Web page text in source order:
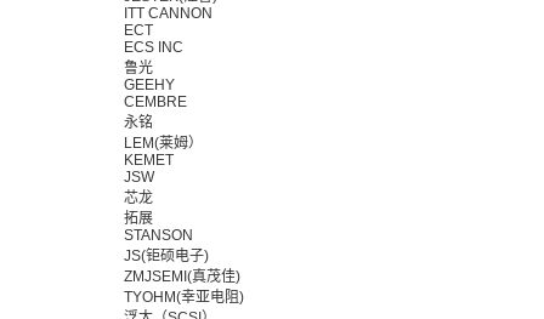
ITT CANNON
ECT
ECS INC
鲁光
GEEHY
CEMBRE
永铭
LEM(莱姆）
KEMET
JSW
芯龙
拓展
STANSON
JS(钜硕电子)
ZMJSEMI(真茂佳)
TYOHM(幸亚电阻)